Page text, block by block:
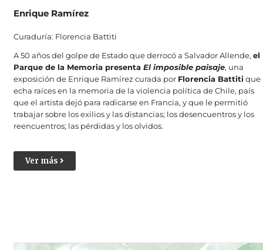
Enrique Ramírez
Curaduría: Florencia Battiti
A 50 años del golpe de Estado que derrocó a Salvador Allende, el
Parque de la Memoria presenta El imposible paisaje, una
exposición de Enrique Ramírez curada por Florencia Battitique
echa raíces en la memoria de la violencia política de Chile, país
que el artista dejó para radicarse en Francia, y que le permitió
trabajar sobre los exilios y las distancias; los desencuentros y los
reencuentros; las pérdidas y los olvidos.
Ver más